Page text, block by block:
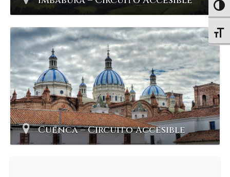
Cuenca – Circuito Accesible